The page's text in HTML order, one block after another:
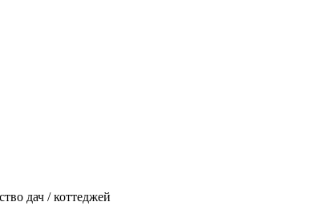
дач / коттеджей